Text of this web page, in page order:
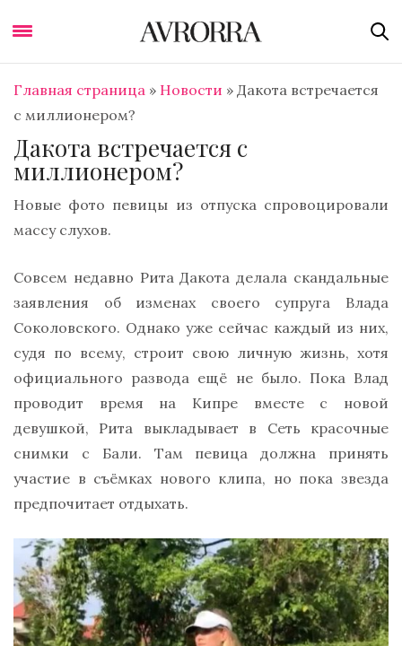
Главная страница » Новости » Дакота встречается
с миллионером?
Дакота встречается с
миллионером?
Новые фото певицы из отпуска спровоцировали
массу слухов.
Совсем недавно Рита Дакота делала скандальные
заявления об изменах своего супруга Влада
Соколовского. Однако уже сейчас каждый из них,
судя по всему, строит свою личную жизнь, хотя
официального развода ещё не было. Пока Влад
проводит время на Кипре вместе с новой
девушкой, Рита выкладывает в Сеть красочные
снимки с Бали. Там певица должна принять
участие в съёмках нового клипа, но пока звезда
предпочитает отдыхать.